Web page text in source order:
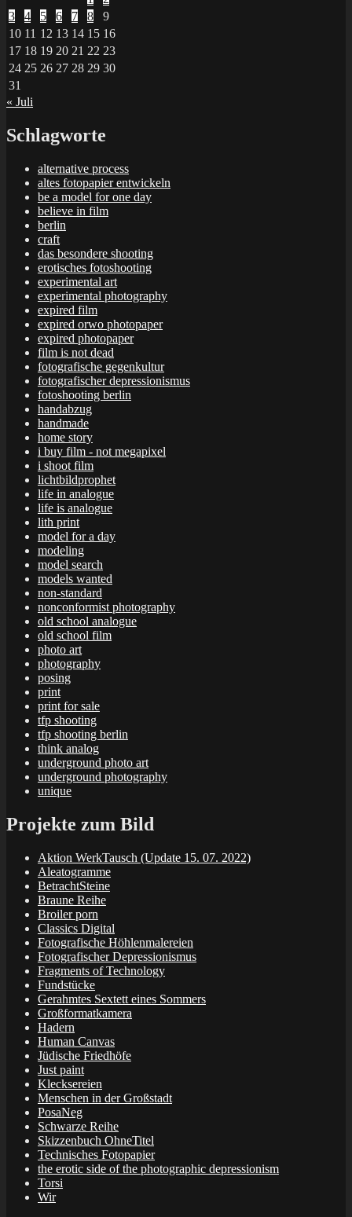
3
4 5 6 7 8
9
10 11 12 13 14 15 16
17 18 19 20 21 22 23
24 25 26 27 28 29 30
31
« Juli
Schlagworte
alternative process
altes fotopapier entwickeln
be a model for one day
believe in film
berlin
craft
das besondere shooting
erotisches fotoshooting
experimental art
experimental photography
expired film
expired orwo photopaper
expired photopaper
film is not dead
fotografische gegenkultur
fotografischer depressionismus
fotoshooting berlin
handabzug
handmade
home story
i buy film - not megapixel
i shoot film
lichtbildprophet
life in analogue
life is analogue
lith print
model for a day
modeling
model search
models wanted
non-standard
nonconformist photography
old school analogue
old school film
photo art
photography
posing
print
print for sale
tfp shooting
tfp shooting berlin
think analog
underground photo art
underground photography
unique
Projekte zum Bild
Aktion WerkTausch (Update 15. 07. 2022)
Aleatogramme
BetrachtSteine
Braune Reihe
Broiler porn
Classics Digital
Fotografische Höhlenmalereien
Fotografischer Depressionismus
Fragments of Technology
Fundstücke
Gerahmtes Sextett eines Sommers
Großformatkamera
Hadern
Human Canvas
Jüdische Friedhöfe
Just paint
Klecksereien
Menschen in der Großstadt
PosaNeg
Schwarze Reihe
Skizzenbuch OhneTitel
Technisches Fotopapier
the erotic side of the photographic depressionism
Torsi
Wir